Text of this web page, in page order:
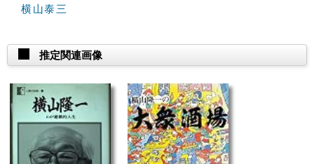
横山泰三
推定関連画像